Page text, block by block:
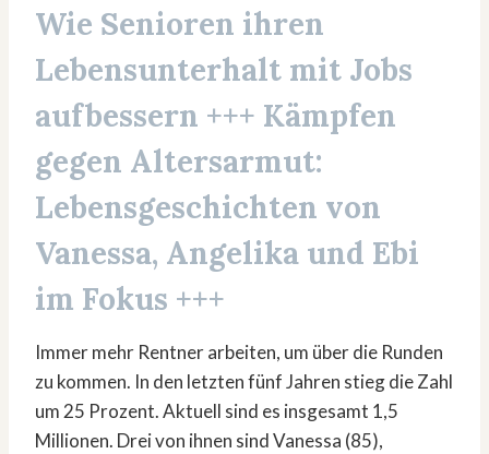
Wie Senioren ihren
Lebensunterhalt mit Jobs
aufbessern +++ Kämpfen
gegen Altersarmut:
Lebensgeschichten von
Vanessa, Angelika und Ebi
im Fokus +++
Immer mehr Rentner arbeiten, um über die Runden
zu kommen. In den letzten fünf Jahren stieg die Zahl
um 25 Prozent. Aktuell sind es insgesamt 1,5
Millionen. Drei von ihnen sind Vanessa (85),